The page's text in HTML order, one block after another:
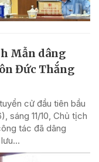
Mẫn dâng
Đức Thắng
cử đầu tiên bầu
sáng 11/10, Chủ tịch
tác đã dâng